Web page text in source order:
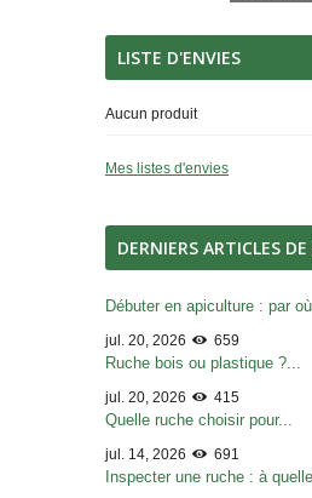
LISTE D'ENVIES
Aucun produit
Mes listes d'envies
DERNIERS ARTICLES
Débuter en apiculture : par
jul. 20, 2026 659
Ruche bois ou plastique ?...
jul. 20, 2026 415
Quelle ruche choisir pour...
jul. 14, 2026 691
Inspecter une ruche : à